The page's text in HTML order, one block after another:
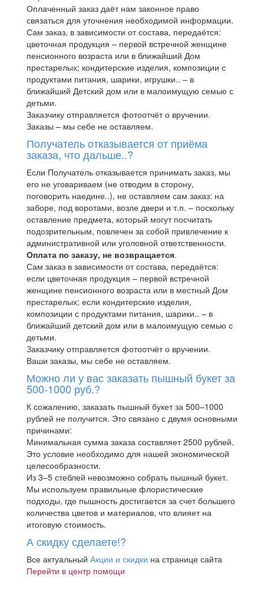
Оплаченный заказ даёт нам законное право
связаться для уточнения необходимой информации.
Сам заказ, в зависимости от состава, передаётся:
цветочная продукция – первой встречной женщине
пенсионного возраста или в ближайший Дом
престарелых; кондитерские изделия, композиции с
продуктами питания, шарики, игрушки.. – в
ближайший Детский дом или в малоимущую семью с
детьми.
Заказчику отправляется фотоотчёт о вручении.
Заказы – мы себе не оставляем.
Получатель отказывается от приёма
заказа, что дальше..?
Если Получатель отказывается принимать заказ, мы
его не уговариваем (не отводим в сторону,
поговорить наедине..), не оставляем сам заказ: на
заборе, под воротами, возле двери и т.п. – поскольку
оставление предмета, который могут посчитать
подозрительным, повлечен за собой привлечение к
административной или уголовной ответственности.
Оплата по заказу, не возвращается.
Сам заказ в зависимости от состава, передаётся:
если цветочная продукция – первой встречной
женщине пенсионного возраста или в местный Дом
престарелых; если кондитерские изделия,
композиции с продуктами питания, шарики.. – в
ближайший детский дом или в малоимущую семью с
детьми.
Заказчику отправляется фотоотчёт о вручении.
Ваши заказы, мы себе не оставляем.
Можно ли у вас заказать пышный букет за
500-1000 руб.?
К сожалению, заказать пышный букет за 500–1000
рублей не получится. Это связано с двумя основными
причинами:
Минимальная сумма заказа составляет 2500 рублей.
Это условие необходимо для нашей экономической
целесообразности.
Из 3–5 стеблей невозможно собрать пышный букет.
Мы используем правильные флористические
подходы, где пышность достигается за счет большего
количества цветов и материалов, что влияет на
итоговую стоимость.
А скидку сделаете!?
Все актуальный Акции и скидки на странице сайта
Перейти в центр помощи